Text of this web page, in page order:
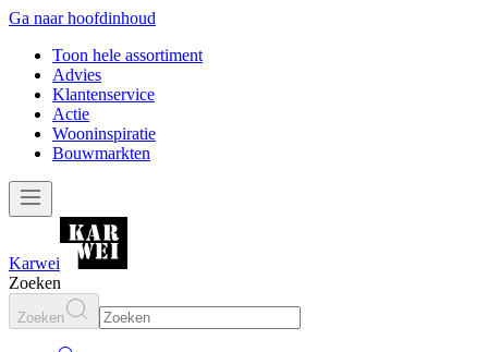
Ga naar hoofdinhoud
Toon hele assortiment
Advies
Klantenservice
Actie
Wooninspiratie
Bouwmarkten
Karwei
Zoeken
Zoeken